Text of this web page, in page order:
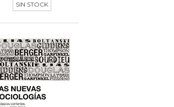
SIN STOCK